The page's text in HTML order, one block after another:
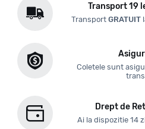
Transport 19
Transport GRATUIT
Coletele sunt
Drept de
Ai la dispozitie 14